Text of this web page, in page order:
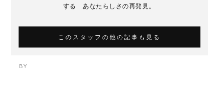
する あなたらしさの再発見。
このスタッフの他の記事も見る